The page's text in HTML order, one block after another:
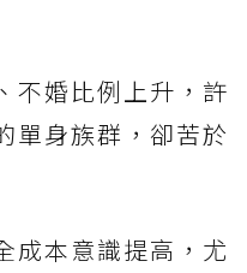
不婚比例上升，許
單身族群，卻苦於
成本意識提高，尤